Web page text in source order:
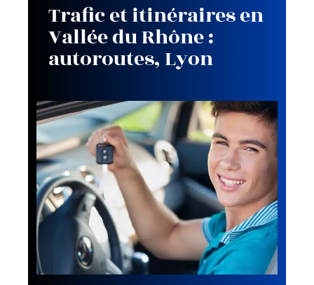
Trafic et itinéraires en
Vallée du Rhône :
autoroutes, Lyon